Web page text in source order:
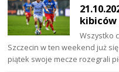
Wszystko
Szczecin w ten weekend już
piątek swoje mecze rozegrali